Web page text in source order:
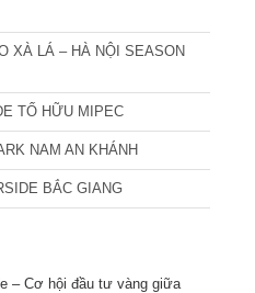
XÀ LÁ – HÀ NỘI SEASON
TỐ HỮU MIPEC
NAM AN KHÁNH
BẮC GIANG
– Cơ hội đầu tư vàng giữa